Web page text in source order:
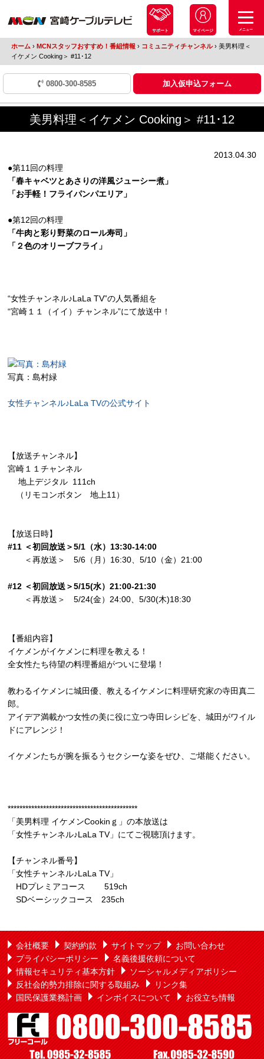
サポート マイページ メニュー
ホーム › MCNスタッフおすすめ！番組情報 › コミュニティチャンネル ›美男料理＜
イケメン Cooking＞ #11･12
0800-300-8585 加入仮申込フォーム
美男料理＜イケメン Cooking＞ #11･12
2013.04.30
●第11回の料理
「春キャベツとあさりの洋風ジューシー煮」
「お手軽！フライパンパエリア」
●第12回の料理
「牛肉と彩り野菜のロール寿司」
「２色のオリーブフライ」
“女性チャンネル♪LaLa TV”の人気番組を
“宮崎１１（イイ）チャンネル”にて放送中！
写真：島村緑
女性チャンネル♪LaLa TVの公式サイト
【放送チャンネル】
宮崎１１チャンネル
地上デジタル 111ch
（リモコンボタン 地上11）
【放送日時】
#11 ＜初回放送＞5/1（水）13:30-14:00
＜再放送＞ 5/6（月）16:30、5/10（金）21:00
#12 ＜初回放送＞5/15(水）21:00-21:30
＜再放送＞ 5/24(金）24:00、5/30(木)18:30
【番組内容】
イケメンがイケメンに料理を教える！
全女性たち待望の料理番組がついに登場！
教わるイケメンに城田優、教えるイケメンに料理研究家の寺田真二
郎。
アイデア満載かつ女性の美に役に立つ寺田レシピを、城田がワイル
ドにアレンジ！
イケメンたちが腕を振るうセクシーな姿をぜひ、ご堪能ください。
********************************************
「美男料理 イケメンCookinｇ」の本放送は
「女性チャンネル♪LaLa TV」にてご視聴頂けます。
【チャンネル番号】
「女性チャンネル♪LaLa TV」
HDプレミアコース 519ch
SDベーシックコース 235ch
会社概要 契約約款 サイトマップ
お問い合わせ
プライバシーポリシー
名義後援依頼について
情報セキュリティ基本方針
ソーシャルメディアポリシー
反社会的勢力排除に関する取組み
リンク集
国民保護業務計画
インボイスについて お役立ち情報